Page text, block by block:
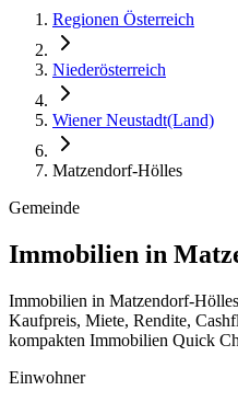
Regionen Österreich
Niederösterreich
Wiener Neustadt(Land)
Matzendorf-Hölles
Gemeinde
Immobilien in
Immobilien in Matzendorf-
Kaufpreis, Miete, Rendite,
kompakten Immobilien Quick
Einwohner